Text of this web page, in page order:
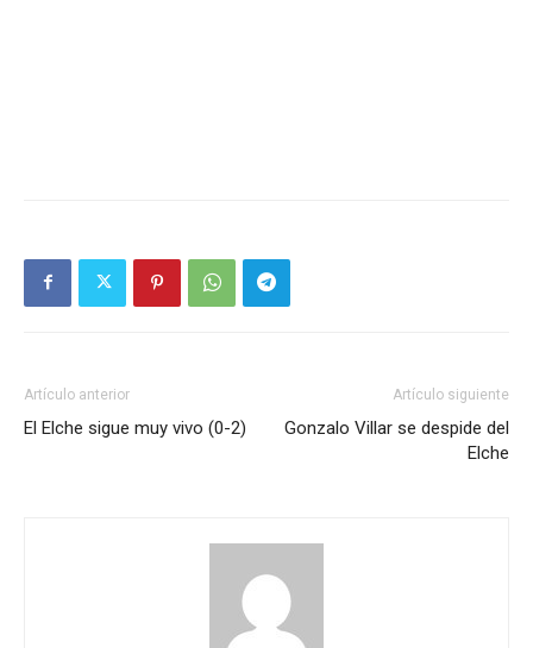
Artículo anterior
El Elche sigue muy vivo (0-2)
Artículo siguiente
Gonzalo Villar se despide del
Elche